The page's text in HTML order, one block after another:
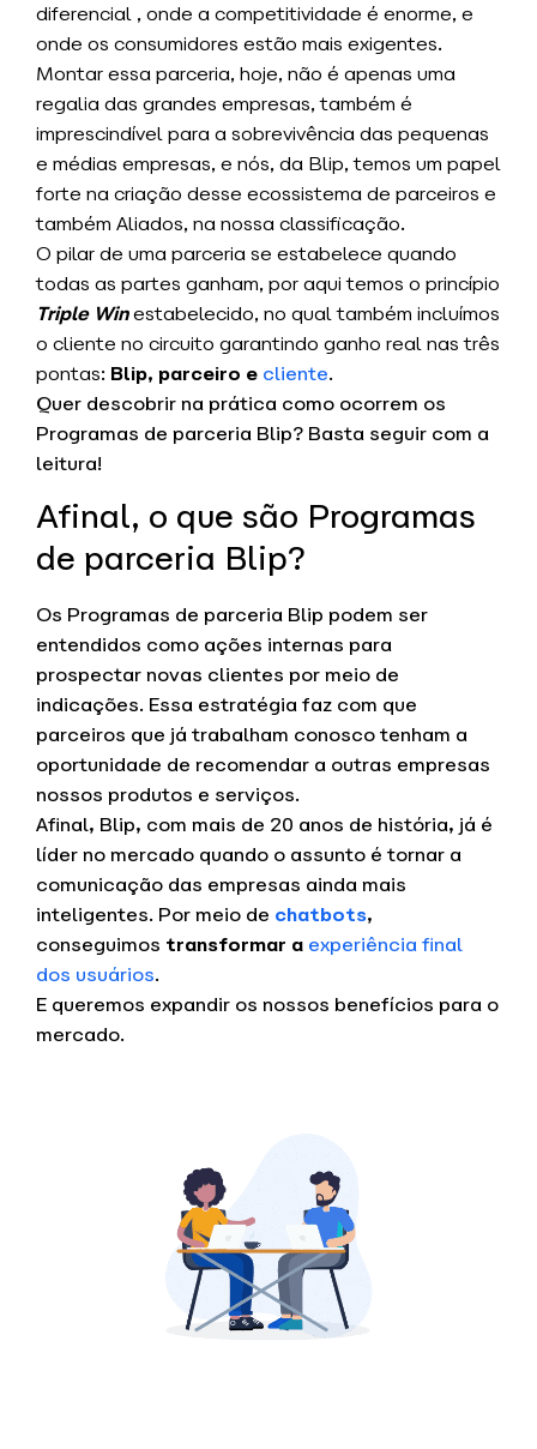
diferencial , onde a competitividade é enorme, e
onde os consumidores estão mais exigentes.
Montar essa parceria, hoje, não é apenas uma
regalia das grandes empresas, também é
imprescindível para a sobrevivência das pequenas
e médias empresas, e nós, da Blip, temos um papel
forte na criação desse ecossistema de parceiros e
também Aliados, na nossa classificação.
O pilar de uma parceria se estabelece quando
todas as partes ganham, por aqui temos o princípio
Triple Winestabelecido, no qual também incluímos
o cliente no circuito garantindo ganho real nas três
pontas: Blip, parceiro e cliente.
Quer descobrir na prática como ocorrem os
Programas de parceria Blip? Basta seguir com a
leitura!
Afinal, o que são Programas
de parceria Blip?
Os Programas de parceria Blip podem ser
entendidos como ações internas para
prospectar novas clientes por meio de
indicações. Essa estratégia faz com que
parceiros que já trabalham conosco tenham a
oportunidade de recomendar a outras empresas
nossos produtos e serviços.
Afinal, Blip, com mais de 20 anos de história, já é
líder no mercado quando o assunto é tornar a
comunicação das empresas ainda mais
inteligentes. Por meio de chatbots,
conseguimos transformar a experiência final
dos usuários.
E queremos expandir os nossos benefícios para o
mercado.